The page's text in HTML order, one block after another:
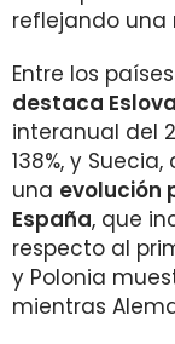
reflejando
Entre los
destaca
interanual del
138%, y
una evolución
España, que
respecto al
y Polonia
mientras